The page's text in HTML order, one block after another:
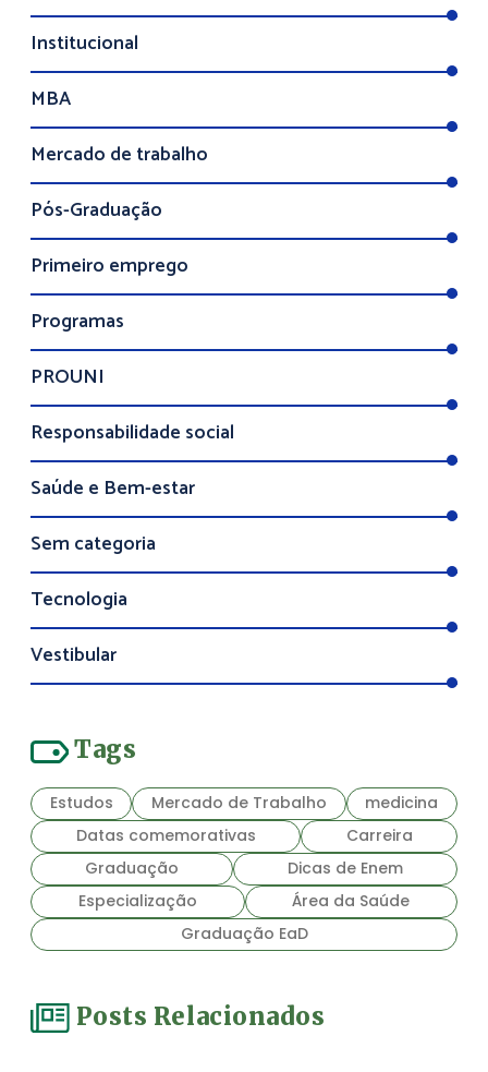
Institucional
MBA
Mercado de trabalho
Pós-Graduação
Primeiro emprego
Programas
PROUNI
Responsabilidade social
Saúde e Bem-estar
Sem categoria
Tecnologia
Vestibular
Tags
Estudos Mercado de Trabalho
medicina
Datas comemorativas
Carreira
Graduação
Dicas de Enem
Especialização
Área da Saúde
Graduação EaD
Posts Relacionados